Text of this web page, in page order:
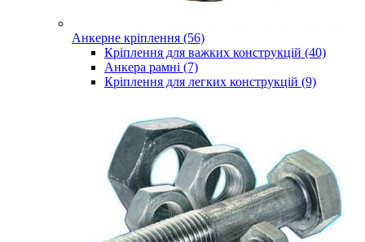
Анкерне кріплення (56)
Кріплення для важких конструкцій (40)
Анкера рамні (7)
Кріплення для легких конструкцій (9)